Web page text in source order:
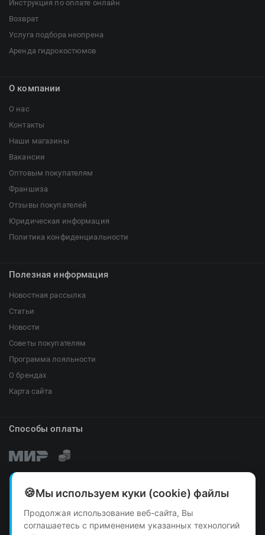
Инструкция по оплате онлайн
Возврат
Услуга подбора неопрена
Аренда гидрокостюмов
О компании
О нас
Контакты
Наши магазины
Вакансии
Оптовым покупателям
Франшиза
Отзывы покупателей
Юридическая информация
Политика конфиденциальности
Полезная информация
Новостная рассылка
Статьи
Новости
Советы покупателям
Программа лояльности
О брендах
Карта сайта
Способы оплаты
Мы используем куки (cookie) файлы
Продолжая использование веб-сайта, Вы
соглашаетесь с применением указанных технологий